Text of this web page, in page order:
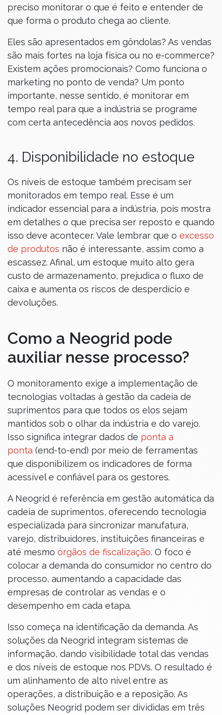
preciso monitorar o que é feito e entender de
que forma o produto chega ao cliente.
Eles são apresentados em gôndolas? As vendas
são mais fortes na loja física ou no e-commerce?
Existem ações promocionais? Como funciona o
marketing no ponto de venda? Um ponto
importante, nesse sentido, é monitorar em
tempo real para que a indústria se programe
com certa antecedência aos novos pedidos.
4. Disponibilidade no estoque
Os níveis de estoque também precisam ser
monitorados em tempo real. Esse é um
indicador essencial para a indústria, pois mostra
em detalhes o que precisa ser reposto e quando
isso deve acontecer. Vale lembrar que o excesso
de produtos não é interessante, assim como a
escassez. Afinal, um estoque muito alto gera
custo de armazenamento, prejudica o fluxo de
caixa e aumenta os riscos de desperdício e
devoluções.
Como a Neogrid pode
auxiliar nesse processo?
O monitoramento exige a implementação de
tecnologias voltadas à gestão da cadeia de
suprimentos para que todos os elos sejam
mantidos sob o olhar da indústria e do varejo.
Isso significa integrar dados de ponta a
ponta (end-to-end) por meio de ferramentas
que disponibilizem os indicadores de forma
acessível e confiável para os gestores.
A Neogrid é referência em gestão automática da
cadeia de suprimentos, oferecendo tecnologia
especializada para sincronizar manufatura,
varejo, distribuidores, instituições financeiras e
até mesmo órgãos de fiscalização. O foco é
colocar a demanda do consumidor no centro do
processo, aumentando a capacidade das
empresas de controlar as vendas e o
desempenho em cada etapa.
Isso começa na identificação da demanda. As
soluções da Neogrid integram sistemas de
informação, dando visibilidade total das vendas
e dos níveis de estoque nos PDVs. O resultado é
um alinhamento de alto nível entre as
operações, a distribuição e a reposição. As
soluções Neogrid podem ser divididas em três